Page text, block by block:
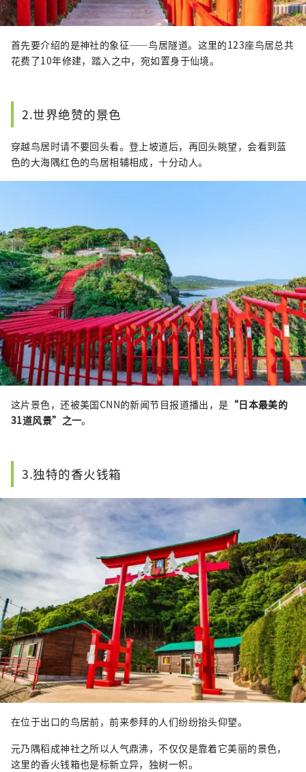
首先要介绍的是神社的象征——鸟居隧道。这里的123座鸟居总共
花费了10年修建，踏入之中，宛如置身于仙境。
2.世界绝赞的景色
穿越鸟居时请不要回头看。登上坡道后，再回头眺望，会看到蓝
色的大海隅红色的鸟居相辅相成，十分动人。
这片景色，还被美国CNN的新闻节目报道播出，是 “日本最美的
31道风景”之一。
3.独特的香火钱箱
在位于出口的鸟居前，前来参拜的人们纷纷抬头仰望。
元乃隅稻成神社之所以人气鼎沸，不仅仅是靠着它美丽的景色，
这里的香火钱箱也是标新立异，独树一帜。